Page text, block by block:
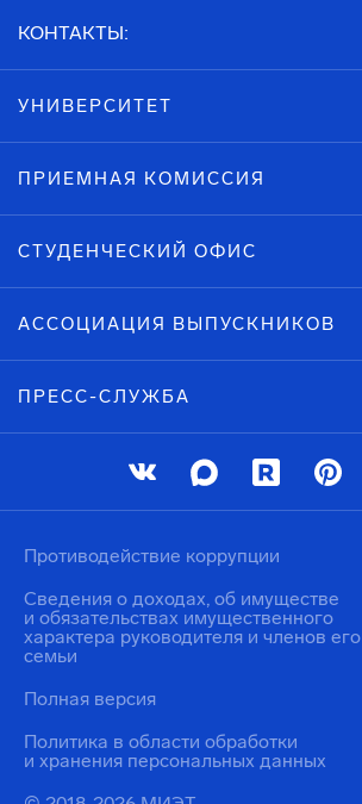
КОНТАКТЫ:
УНИВЕРСИТЕТ
ПРИЕМНАЯ КОМИССИЯ
СТУДЕНЧЕСКИЙ ОФИС
АССОЦИАЦИЯ ВЫПУСКНИКОВ
ПРЕСС-СЛУЖБА
Политика в области обработки
и хранения персональных данных
Противодействие коррупции
Сведения о доходах, об имуществе
и обязательствах имущественного
характера руководителя и членов его
семьи
Полная версия